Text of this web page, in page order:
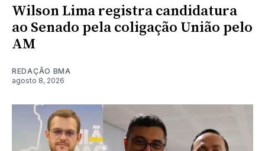
Wilson Lima registra candidatura
ao Senado pela coligação União pelo
AM
REDAÇÃO BMA
agosto 8, 2026